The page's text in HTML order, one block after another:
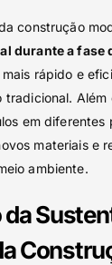
construção
durante a fase
rápido e
tradicional.
em diferentes
materiais e
ambiente.